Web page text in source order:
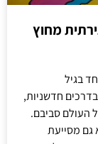
מחוץ
בגיל
חדשניות,
העולם סביבם.
גם מסייעת